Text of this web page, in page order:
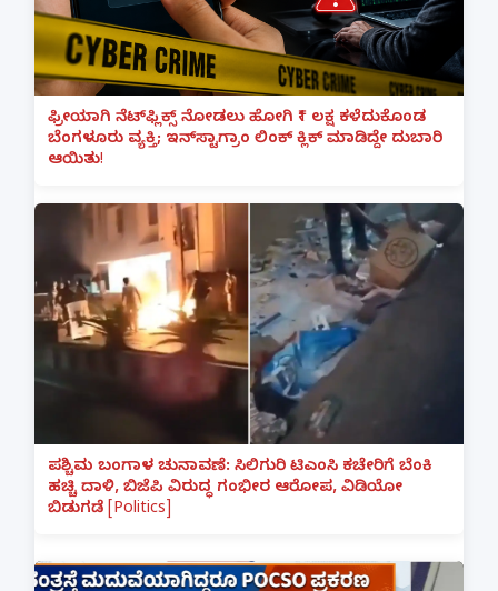
ಫ್ರೀಯಾಗಿ ನೆಟ್‌ಫ್ಲಿಕ್ಸ್ ನೋಡಲು ಹೋಗಿ ₹1 ಲಕ್ಷ ಕಳೆದುಕೊಂಡ
ಬೆಂಗಳೂರು ವ್ಯಕ್ತಿ; ಇನ್‌ಸ್ಟಾಗ್ರಾಂ ಲಿಂಕ್ ಕ್ಲಿಕ್ ಮಾಡಿದ್ದೇ ದುಬಾರಿ
ಆಯಿತು!
ಪಶ್ಚಿಮ ಬಂಗಾಳ ಚುನಾವಣೆ: ಸಿಲಿಗುರಿ ಟಿಎಂಸಿ ಕಚೇರಿಗೆ ಬೆಂಕಿ
ಹಚ್ಚಿ ದಾಳಿ, ಬಿಜೆಪಿ ವಿರುದ್ಧ ಗಂಭೀರ ಆರೋಪ, ವಿಡಿಯೋ
ಬಿಡುಗಡೆ [Politics]